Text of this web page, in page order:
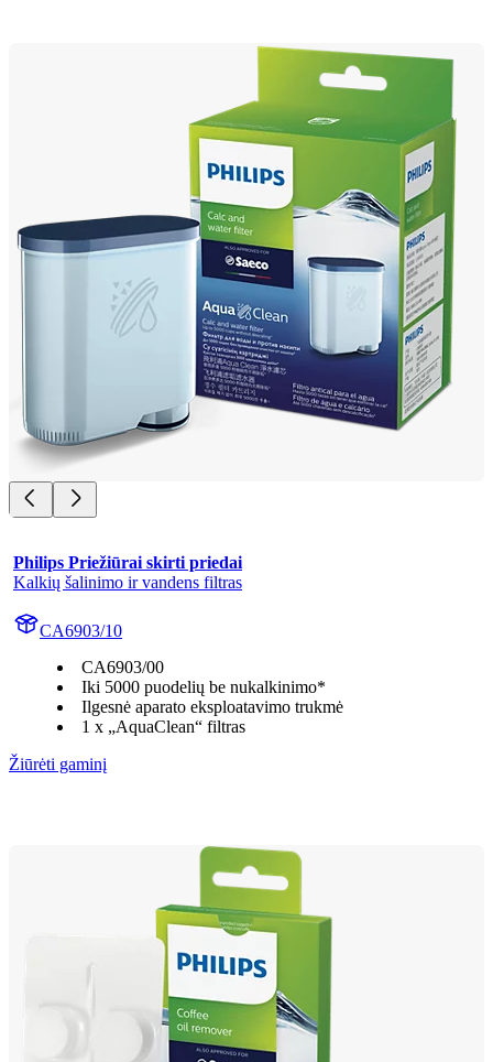
Philips Priežiūrai skirti priedai
Kalkių šalinimo ir vandens filtras
CA6903/10
CA6903/00
Iki 5000 puodelių be nukalkinimo*
Ilgesnė aparato eksploatavimo trukmė
1 x „AquaClean“ filtras
Žiūrėti gaminį